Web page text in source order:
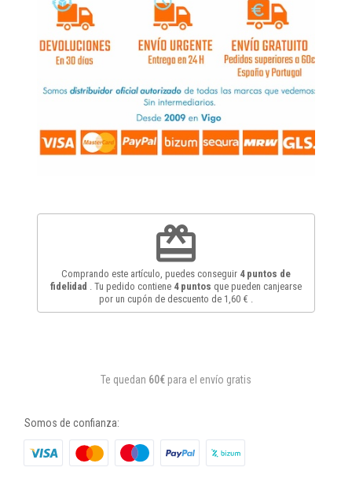
redeem
Comprando este artículo, puedes conseguir 4puntos de
fidelidad
. Tu pedido contiene 4puntos que pueden canjearse
por un cupón de descuento de 1,60 €
Te quedan 60€ para el envío gratis
Somos de confianza: